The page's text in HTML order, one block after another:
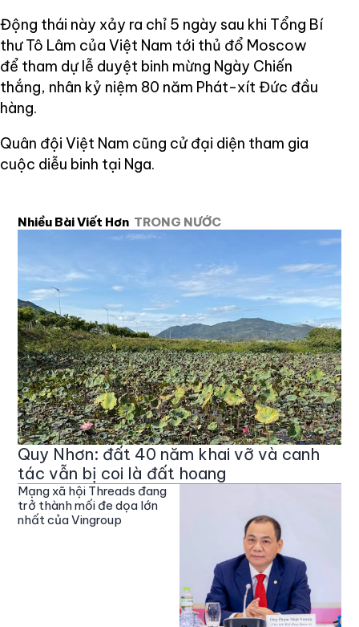
Động thái này xảy ra chỉ 5 ngày sau khi Tổng Bí
thư Tô Lâm của Việt Nam tới thủ đổ Moscow
để tham dự lễ duyệt binh mừng Ngày Chiến
thắng, nhân kỷ niệm 80 năm Phát-xít Đức đầu
hàng.
Quân đội Việt Nam cũng cử đại diện tham gia
cuộc diễu binh tại Nga.
Nhiều Bài Viết Hơn TRONG NƯỚC
Quy Nhơn: đất 40 năm khai vỡ và canh
tác vẫn bị coi là đất hoang
Mạng xã hội Threads đang
trở thành mối đe dọa lớn
nhất của Vingroup